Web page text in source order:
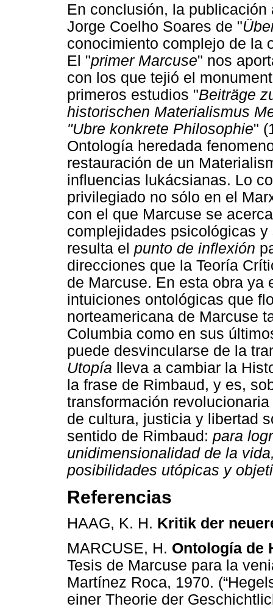
En conclusión, la
Jorge Coelho Soares de "
conocimiento complejo de la
El "primer Marcuse" nos
con los que tejió el
primeros estudios "Beiträge
historischen Materialismus
"Ubre konkrete Philosophie"
Ontología heredada
restauración de un
influencias lukácsianas. Lo
privilegiado no sólo en el
con el que Marcuse se
complejidades psicológicas
resulta el punto de inflexión
direcciones que la Teoría
de Marcuse. En esta obra ya
intuiciones ontológicas que
norteamericana de Marcuse
Columbia como en sus
puede desvincularse de la
Utopía lleva a cambiar la
la frase de Rimbaud, y es,
transformación
de cultura, justicia y libertad
sentido de Rimbaud: para
unidimensionalidad de la
posibilidades utópicas y
Referencias
HAAG, K. H. Kritik der
MARCUSE, H. Ontología de
Tesis de Marcuse para la
Martínez Roca, 1970.
einer Theorie der